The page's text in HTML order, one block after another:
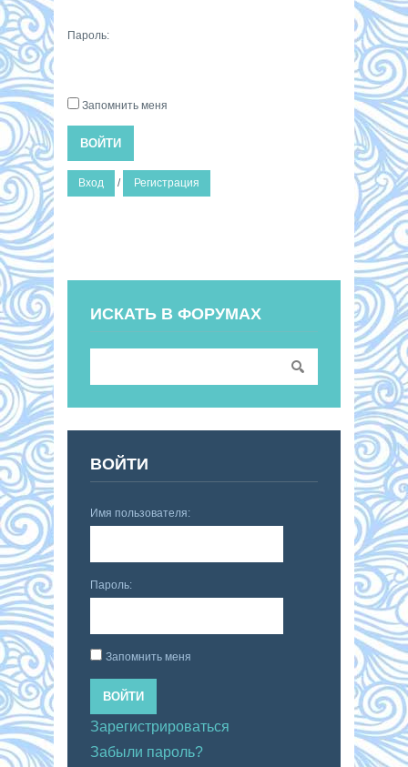
Пароль:
Запомнить меня
ВОЙТИ
Вход / Регистрация
ИСКАТЬ В ФОРУМАХ
ВОЙТИ
Имя пользователя:
Пароль:
Запомнить меня
ВОЙТИ
Зарегистрироваться
Забыли пароль?